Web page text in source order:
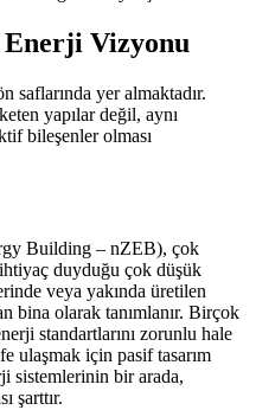
Enerji Vizyonu
saflarında yer almaktadır.
yapılar değil, aynı
bileşenler olması
Building – nZEB), çok
duyduğu çok düşük
veya yakında üretilen
bina olarak tanımlanır. Birçok
standartlarını zorunlu hale
ulaşmak için pasif tasarım
sistemlerinin bir arada,
şarttır.